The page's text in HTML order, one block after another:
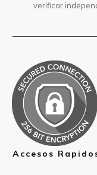
verificar
Accesos